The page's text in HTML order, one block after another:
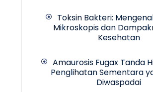
Toksin Bakteri:
Mikroskopis dan
Kesehatan
Amaurosis Fugax Tanda
Penglihatan Sementara
Diwaspadai